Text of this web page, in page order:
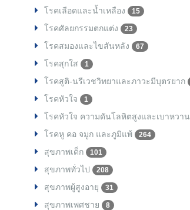
โรคเลือดและน้ำเหลือง 15
โรคศัลยกรรมตกแต่ง 23
โรคสมองและไขสันหลัง 67
โรคสุกใส 1
โรคสูติ-นรีเวชวิทยาและภาวะมีบุตรยาก
โรคหัวใจ 1
โรคหัวใจ ความดันโลหิตสูงและเบาหวาน
โรคหู คอ จมูก และภูมิแพ้ 264
สุขภาพเด็ก 101
สุขภาพทั่วไป 208
สุขภาพผู้สูงอายุ 31
สุขภาพเพศชาย 8